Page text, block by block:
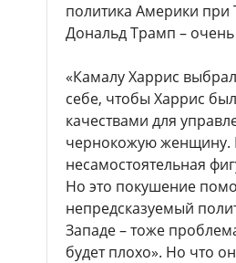
политика Америки при
Дональд Трамп –
«Камалу Харрис
себе, чтобы Харрис
качествами для
чернокожую женщину.
несамостоятельная
Но это покушение
непредсказуемый
Западе – тоже
будет плохо». Но что